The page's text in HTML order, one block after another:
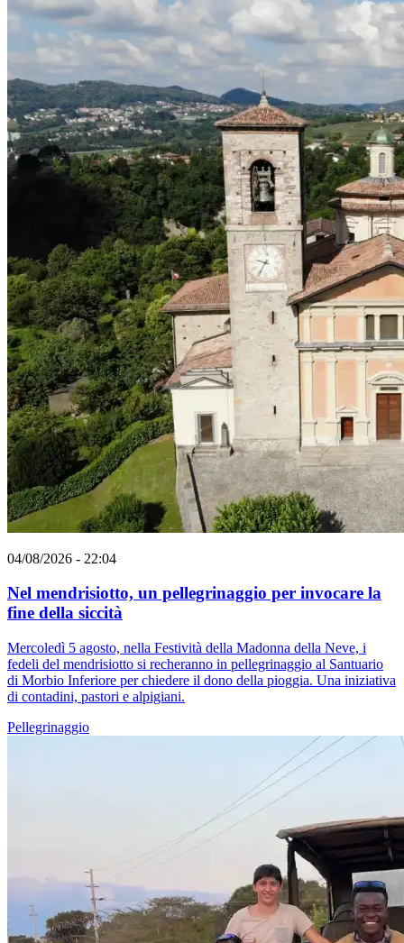
04/08/2026 - 22:04
Nel mendrisiotto, un pellegrinaggio per invocare la
fine della siccità
Mercoledì 5 agosto, nella Festività della Madonna della Neve, i
fedeli del mendrisiotto si recheranno in pellegrinaggio al Santuario
di Morbio Inferiore per chiedere il dono della pioggia. Una iniziativa
di contadini, pastori e alpigiani.
Pellegrinaggio